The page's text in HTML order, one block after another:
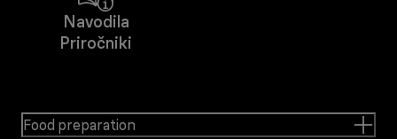
Navodila
Priročniki
Food preparation